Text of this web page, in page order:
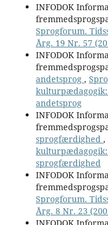
INFODOK
Sprogforum.
Årg. 19 Nr. 57
INFODOK
andetsprog ,
kulturpædagogik:
andetsprog
INFODOK
sprogfærdighed ,
kulturpædagogik:
sprogfærdighed
INFODOK
Sprogforum.
Årg. 8 Nr. 23